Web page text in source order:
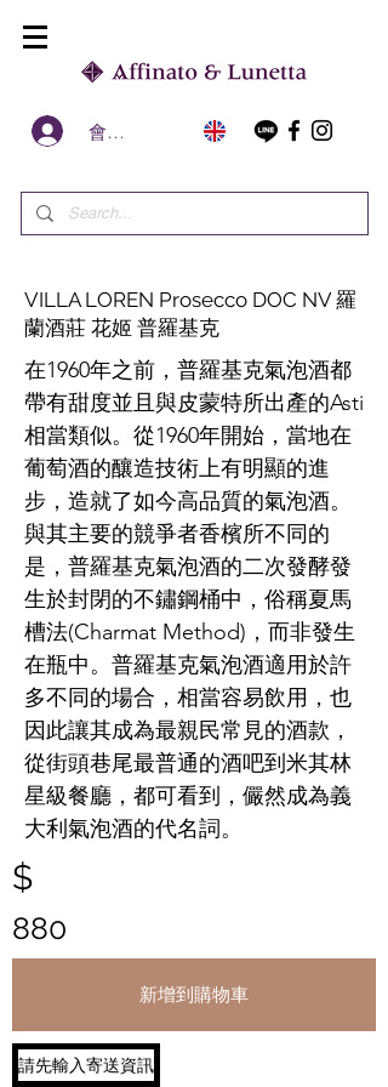
會員區
VILLA LOREN Prosecco DOC NV 羅
蘭酒莊 花姬 普羅基克
在1960年之前，普羅基克氣泡酒都
帶有甜度並且與皮蒙特所出產的Asti
相當類似。從1960年開始，當地在
葡萄酒的釀造技術上有明顯的進
步，造就了如今高品質的氣泡酒。
與其主要的競爭者香檳所不同的
是，普羅基克氣泡酒的二次發酵發
生於封閉的不鏽鋼桶中，俗稱夏馬
槽法(Charmat Method)，而非發生
在瓶中。普羅基克氣泡酒適用於許
多不同的場合，相當容易飲用，也
因此讓其成為最親民常見的酒款，
從街頭巷尾最普通的酒吧到米其林
星級餐廳，都可看到，儼然成為義
大利氣泡酒的代名詞。
$
880
新增到購物車
請先輸入寄送資訊